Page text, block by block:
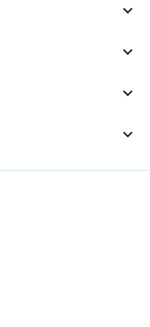



